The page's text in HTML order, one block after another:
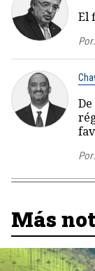
El
Por:
Por:
Más